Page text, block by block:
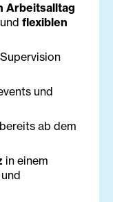
Arbeitsalltag
flexiblen
und
bereits ab dem
in einem